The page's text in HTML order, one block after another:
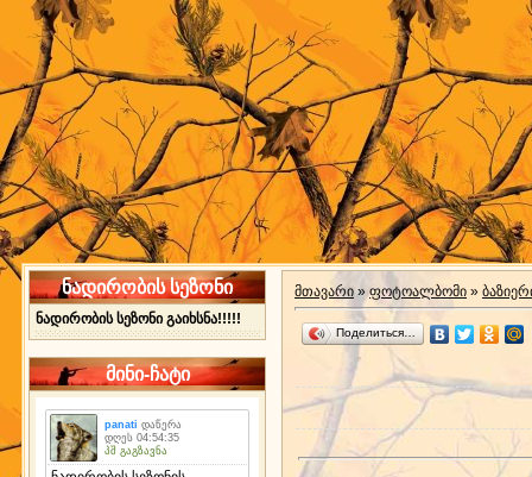
ნადირობის სეზონი
ნადირობის სეზონი გაიხსნა!!!!!
მინი-ჩატი
მთავარი » ფოტოალბომი »
Поделиться…